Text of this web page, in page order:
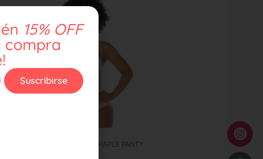
BODY POST PARTO ESTRAPLE PANTY
15% OFF
compra
Suscribirse